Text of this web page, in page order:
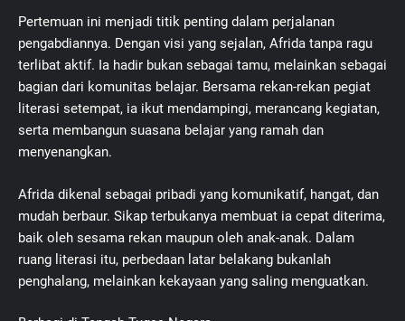
Pertemuan ini menjadi titik penting dalam perjalanan
pengabdiannya. Dengan visi yang sejalan, Afrida tanpa ragu
terlibat aktif. Ia hadir bukan sebagai tamu, melainkan sebagai
bagian dari komunitas belajar. Bersama rekan-rekan pegiat
literasi setempat, ia ikut mendampingi, merancang kegiatan,
serta membangun suasana belajar yang ramah dan
menyenangkan.
Afrida dikenal sebagai pribadi yang komunikatif, hangat, dan
mudah berbaur. Sikap terbukanya membuat ia cepat diterima,
baik oleh sesama rekan maupun oleh anak-anak. Dalam
ruang literasi itu, perbedaan latar belakang bukanlah
penghalang, melainkan kekayaan yang saling menguatkan.